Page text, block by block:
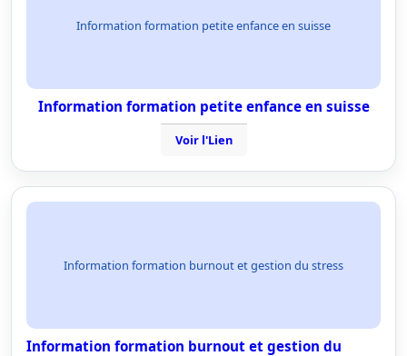
Information formation petite enfance en suisse
Information formation petite enfance en suisse
Voir l'Lien
Information formation burnout et gestion du stress
Information formation burnout et gestion du